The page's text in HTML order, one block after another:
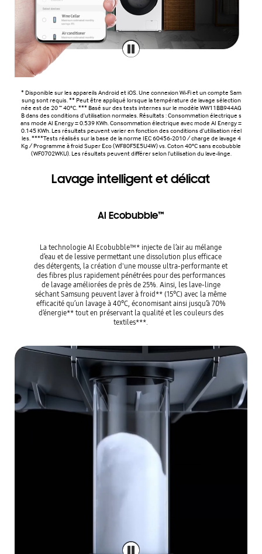
* Disponible sur les appareils Android et iOS. Une connexion Wi-Fi et un compte Sam
sung sont requis. ** Peut être appliqué lorsque la température de lavage sélection
née est de 20 ~ 40°C. *** Basé sur des tests internes sur le modèle WW11BB944AG
B dans des conditions d'utilisation normales. Résultats : Consommation électrique s
ans mode AI Energy = 0.539 KWh. Consommation électrique avec mode AI Energy =
0.145 KWh. Les résultats peuvent varier en fonction des conditions d'utilisation réel
les. ****Tests réalisés sur la base de la norme IEC 60456-2010 / charge de lavage 4
Kg / Programme à froid Super Eco (WF80F5E5U4W) vs. Coton 40°C sans ecobubble
(WF0702WKU). Les résultats peuvent différer selon l'utilisation du lave-linge.
Lavage intelligent et délicat
AI Ecobubble™
La technologie AI Ecobubble™* injecte de l’air au mélange
d’eau et de lessive permettant une dissolution plus efficace
des détergents, la création d'une mousse ultra-performante et
des fibres plus rapidement pénétrées pour des performances
de lavage améliorées de près de 25%. Ainsi, les lave-linge
séchant Samsung peuvent laver à froid** (15°C) avec la même
efficacité qu’un lavage à 40°C, économisant ainsi jusqu’à 70%
d’énergie** tout en préservant la qualité et les couleurs des
textiles***.